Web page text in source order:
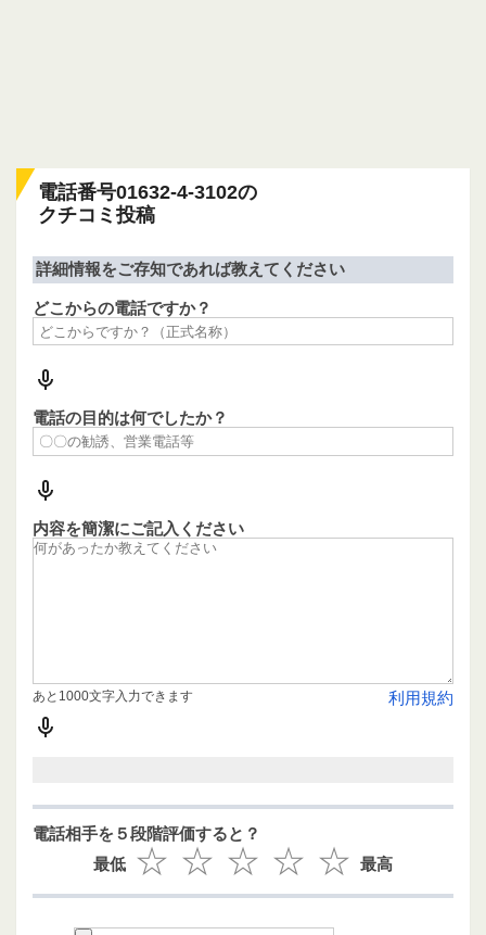
電話番号01632-4-3102の
クチコミ投稿
詳細情報をご存知であれば教えてください
どこからの電話ですか？
電話の目的は何でしたか？
内容を簡潔にご記入ください
利用規約
あと1000文字入力できます
電話相手を５段階評価すると？
最低
最高